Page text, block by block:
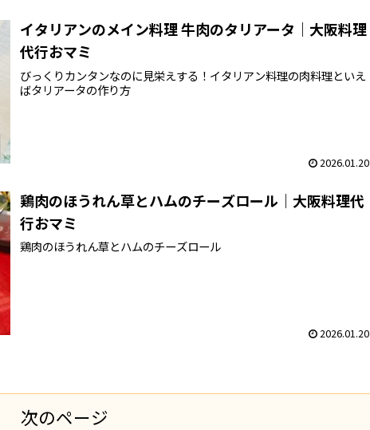
イタリアンのメイン料理 牛肉のタリアータ｜大阪料理
代行おマミ
びっくりカンタンなのに見栄えする！イタリアン料理の肉料理といえ
ばタリアータの作り方
2026.01.20
鶏肉のほうれん草とハムのチーズロール｜大阪料理代
行おマミ
鶏肉のほうれん草とハムのチーズロール
2026.01.20
次のページ